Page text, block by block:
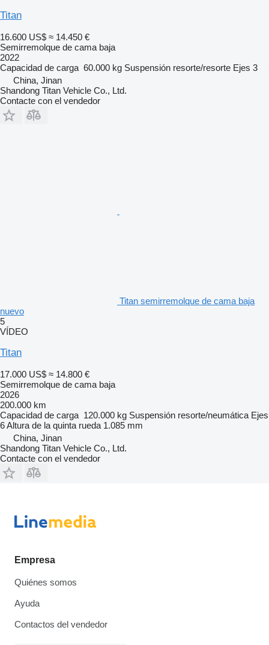
Titan
16.600 US$ ≈ 14.450 €
Semirremolque de cama baja
2022
Capacidad de carga 60.000 kg Suspensión resorte/resorte Ejes 3
China, Jinan
Shandong Titan Vehicle Co., Ltd.
Contacte con el vendedor
Titan semirremolque de cama baja
nuevo
5
VÍDEO
Titan
17.000 US$ ≈ 14.800 €
Semirremolque de cama baja
2026
200.000 km
Capacidad de carga 120.000 kg Suspensión resorte/neumática Ejes
6Altura de la quinta rueda 1.085 mm
China, Jinan
Shandong Titan Vehicle Co., Ltd.
Contacte con el vendedor
Empresa
Quiénes somos
Ayuda
Contactos del vendedor